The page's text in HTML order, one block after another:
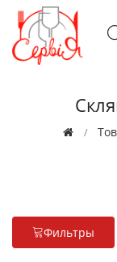
Фильтры